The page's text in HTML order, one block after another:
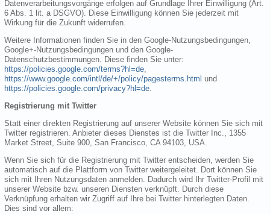
Datenverarbeitungsvorgänge erfolgen auf Grundlage Ihrer Einwilligung (Art.
6 Abs. 1 lit. a DSGVO). Diese Einwilligung können Sie jederzeit mit
Wirkung für die Zukunft widerrufen.
Weitere Informationen finden Sie in den Google-Nutzungsbedingungen,
Google+-Nutzungsbedingungen und den Google-
Datenschutzbestimmungen. Diese finden Sie unter:
https://policies.google.com/terms?hl=de,
https://www.google.com/intl/de/+/policy/pagesterms.html und
https://policies.google.com/privacy?hl=de.
Registrierung mit Twitter
Statt einer direkten Registrierung auf unserer Website können Sie sich mit
Twitter registrieren. Anbieter dieses Dienstes ist die Twitter Inc., 1355
Market Street, Suite 900, San Francisco, CA 94103, USA.
Wenn Sie sich für die Registrierung mit Twitter entscheiden, werden Sie
automatisch auf die Plattform von Twitter weitergeleitet. Dort können Sie
sich mit Ihren Nutzungsdaten anmelden. Dadurch wird Ihr Twitter-Profil mit
unserer Website bzw. unseren Diensten verknüpft. Durch diese
Verknüpfung erhalten wir Zugriff auf Ihre bei Twitter hinterlegten Daten.
Dies sind vor allem: